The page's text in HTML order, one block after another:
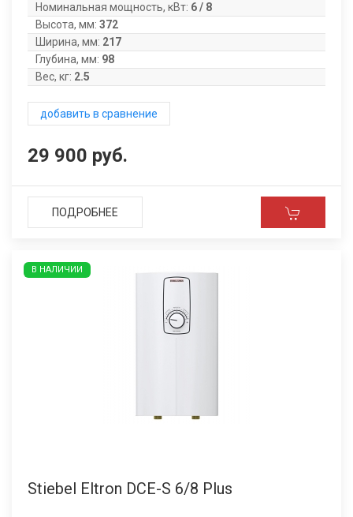
Номинальная мощность, кВт: 6 / 8
Высота, мм: 372
Ширина, мм: 217
Глубина, мм: 98
Вес, кг: 2.5
добавить в сравнение
29 900 руб.
ПОДРОБНЕЕ
Stiebel Eltron DCE-S 6/8 Plus
В НАЛИЧИИ